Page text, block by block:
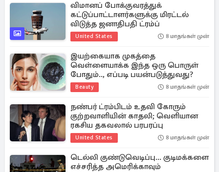
விமானப் போக்குவரத்துக்
கட்டுப்பாட்டாளர்களுக்கு மிரட்டல்
விடுத்த ஜனாதிபதி ட்ரம்ப்
United States 8 மாதங்கள் முன்
இயற்கையாக முகத்தை
வெள்ளையாக்க இந்த ஒரு பொருள்
போதும்.., எப்படி பயன்படுத்துவது?
Beauty 8 மாதங்கள் முன்
நண்பர் ட்ரம்பிடம் உதவி கோரும்
குற்றவாளியின் காதலி; வெளியான
ரகசிய தகவலால் பரபரப்பு
United States 8 மாதங்கள் முன்
டெல்லி குண்டுவெடிப்பு... குடிமக்களை
எச்சரித்த அமெரிக்காவும்